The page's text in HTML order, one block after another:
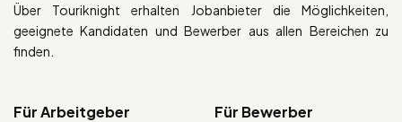
Über Touriknight erhalten Jobanbieter die Möglichkeiten,
geeignete Kandidaten und Bewerber aus allen Bereichen zu
finden.
Für Arbeitgeber Für Bewerber